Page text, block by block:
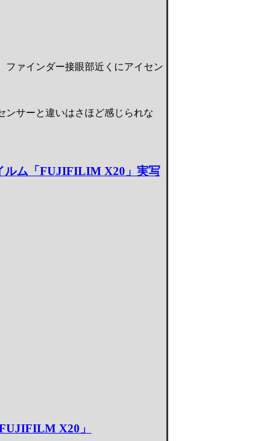
ファインダー接眼部近くにアイセン
ンサーと違いはさほど感じられな
ルム「FUJIFILIM X20」実写
X20」